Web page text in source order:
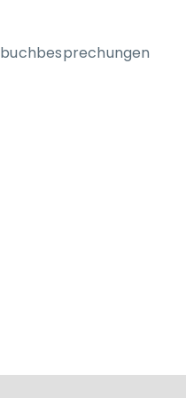
buchbesprechungen